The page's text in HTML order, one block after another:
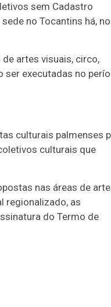
sem Cadastro
no Tocantins há, no
artes visuais, circo,
ser executadas no
culturais palmenses
culturais que
nas áreas de
regionalizado, as
do Termo de